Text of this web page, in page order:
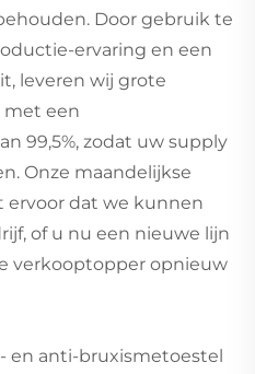
Door gebruik te
ervaring en een
leveren wij grote
met een
99,5%, zodat uw supply
Onze maandelijkse
dat we kunnen
of u nu een nieuwe lijn
verkooptopper opnieuw
en anti-bruxismetoestel